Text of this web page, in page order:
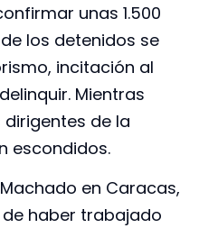
unas 1.500
los detenidos se
incitación al
Mientras
de la
escondidos.
en Caracas,
de haber trabajado